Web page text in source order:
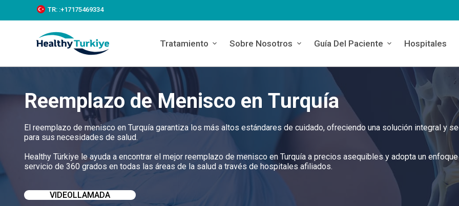
k
c
TR: :+‪17175469334‬
Tratamiento Sobre Nosotros Guía Del Paciente Hospitales
Reemplazo de Menisco en Turquía
El reemplazo de menisco en Turquía garantiza los más altos estándares de cuidado, ofreciendo una solución integral y
para sus necesidades de salud.
Healthy Türkiye le ayuda a encontrar el mejor reemplazo de menisco en Turquía a precios asequibles y adopta un
servicio de 360 grados en todas las áreas de la salud a través de hospitales afiliados.
VIDEOLLAMADA